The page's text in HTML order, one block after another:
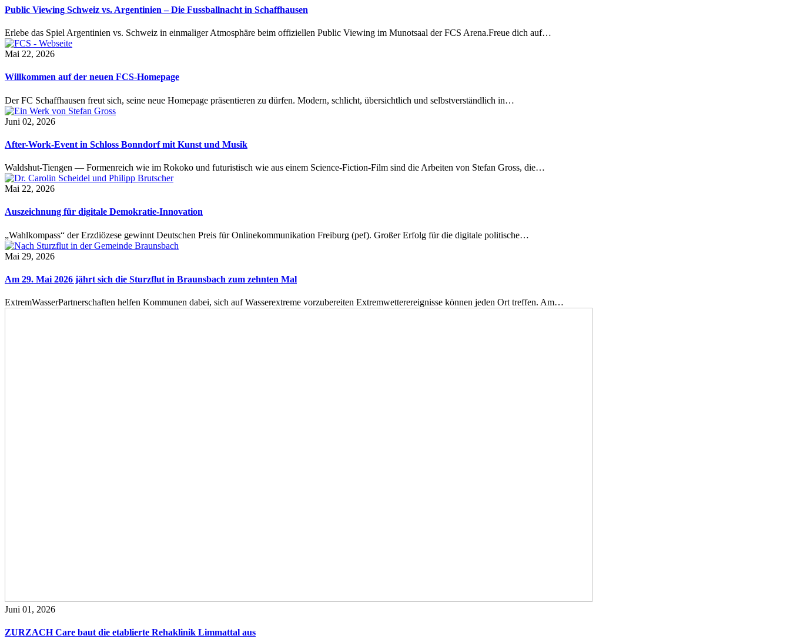
Public Viewing Schweiz vs. Argentinien – Die Fussballnacht in Schaffhausen
Erlebe das Spiel Argentinien vs. Schweiz in einmaliger Atmosphäre beim offiziellen Public Viewing im Munotsaal der FCS Arena.Freue dich auf…
Mai 22, 2026
Willkommen auf der neuen FCS-Homepage
Der FC Schaffhausen freut sich, seine neue Homepage präsentieren zu dürfen. Modern, schlicht, übersichtlich und selbstverständlich in…
Juni 02, 2026
After-Work-Event in Schloss Bonndorf mit Kunst und Musik
Waldshut-Tiengen — Formenreich wie im Rokoko und futuristisch wie aus einem Science-Fiction-Film sind die Arbeiten von Stefan Gross, die…
Mai 22, 2026
Auszeichnung für digitale Demokratie-Innovation
„Wahlkompass“ der Erzdiözese gewinnt Deutschen Preis für Onlinekommunikation Freiburg (pef). Großer Erfolg für die digitale politische…
Mai 29, 2026
Am 29. Mai 2026 jährt sich die Sturzflut in Braunsbach zum zehnten Mal
ExtremWasserPartnerschaften helfen Kommunen dabei, sich auf Wasserextreme vorzubereiten Extremwetterereignisse können jeden Ort treffen. Am…
Juni 01, 2026
ZURZACH Care baut die etablierte Rehaklinik Limmattal aus